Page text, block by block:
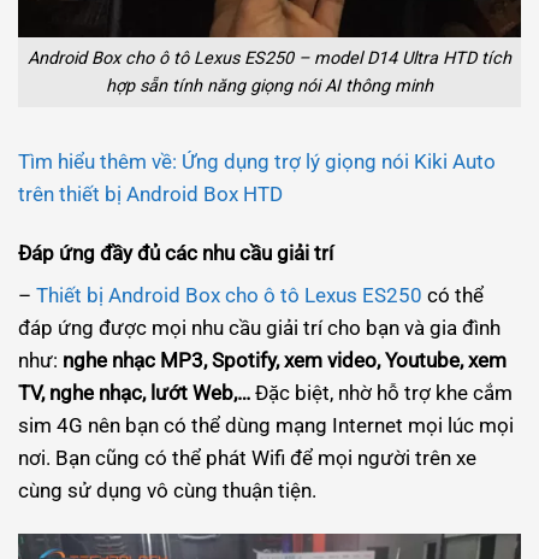
Android Box cho ô tô Lexus ES250 – model D14 Ultra HTD tích
hợp sẵn tính năng giọng nói AI thông minh
Tìm hiểu thêm về: Ứng dụng trợ lý giọng nói Kiki Auto
trên thiết bị Android Box HTD
Đáp ứng đầy đủ các nhu cầu giải trí
– Thiết bị Android Box cho ô tô Lexus ES250 có thể
đáp ứng được mọi nhu cầu giải trí cho bạn và gia đình
như: nghe nhạc MP3, Spotify, xem video, Youtube, xem
TV, nghe nhạc, lướt Web,… Đặc biệt, nhờ hỗ trợ khe cắm
sim 4G nên bạn có thể dùng mạng Internet mọi lúc mọi
nơi. Bạn cũng có thể phát Wifi để mọi người trên xe
cùng sử dụng vô cùng thuận tiện.